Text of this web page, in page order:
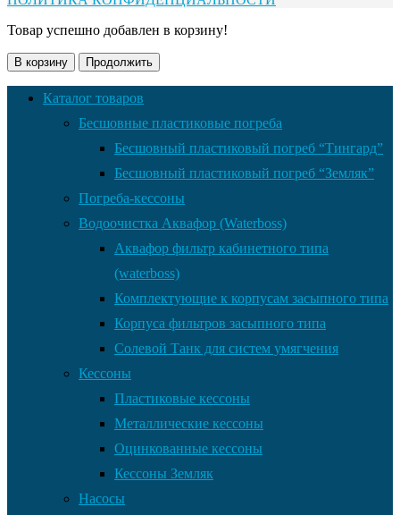
Товар успешно добавлен в корзину!
В корзину Продолжить
Каталог товаров
Бесшовные пластиковые погреба
Бесшовный пластиковый погреб “Тингард”
Бесшовный пластиковый погреб “Земляк”
Погреба-кессоны
Водоочистка Аквафор (Waterboss)
Аквафор фильтр кабинетного типа
(waterboss)
Комплектующие к корпусам засыпного типа
Корпуса фильтров засыпного типа
Солевой Танк для систем умягчения
Кессоны
Пластиковые кессоны
Металлические кессоны
Оцинкованные кессоны
Кессоны Земляк
Насосы